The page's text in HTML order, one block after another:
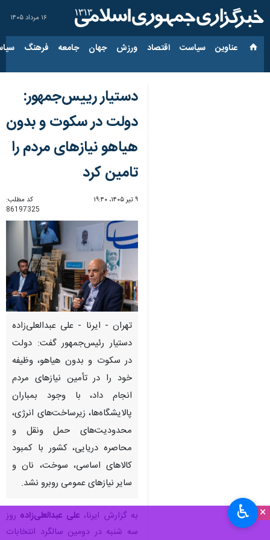
۱۶ مرداد ۱۴۰۵
عناوین‌ سیاست اقتصاد ورزش جهان جامعه فرهنگ
×
دستیار رییس‌جمهور:
دولت در سکوت و بدون
هیاهو نیازهای مردم را
تامین کرد
۹ تیر ۱۴۰۵، ۱۹:۴۰
کد مطلب:
86197325
تهران - ایرنا - علی عبدالعلی‌زاده
دستیار رئیس‌جمهور گفت: دولت
در سکوت و بدون هیاهو، وظیفه
خود را در تأمین نیازهای مردم
انجام داد، با وجود بمباران
پالایشگاه‌ها، زیرساخت‌های انرژی،
محدودیت‌های حمل‌ ونقل و
محاصره دریایی، کشور با کمبود
کالاهای اساسی، سوخت، نان و
سایر نیازهای عمومی روبرو نشد.
به گزارش ایرنا،علی عبدالعلی‌زاده روز
سه شنبه در دومین سالگرد انتخابات
♿︎